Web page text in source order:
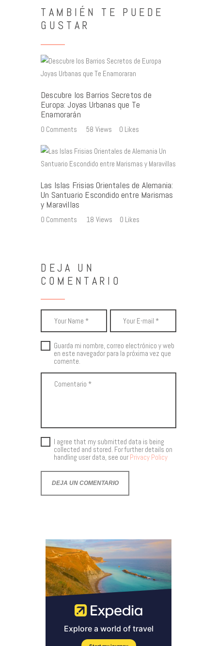
TAMBIÉN TE PUEDE
GUSTAR
Descubre los Barrios Secretos de
Europa: Joyas Urbanas que Te
Enamorarán
0 Comments 58 Views 0 Likes
Las Islas Frisias Orientales de Alemania:
Un Santuario Escondido entre Marismas
y Maravillas
0 Comments 18 Views 0 Likes
DEJA UN
COMENTARIO
Guarda mi nombre, correo electrónico y web
en este navegador para la próxima vez que
comente.
I agree that my submitted data is being
collected and stored. For further details on
handling user data, see our Privacy Policy